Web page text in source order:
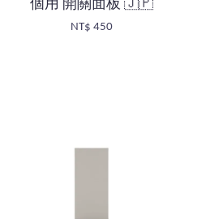
個用 開關面板 🇯🇵
NT$ 450